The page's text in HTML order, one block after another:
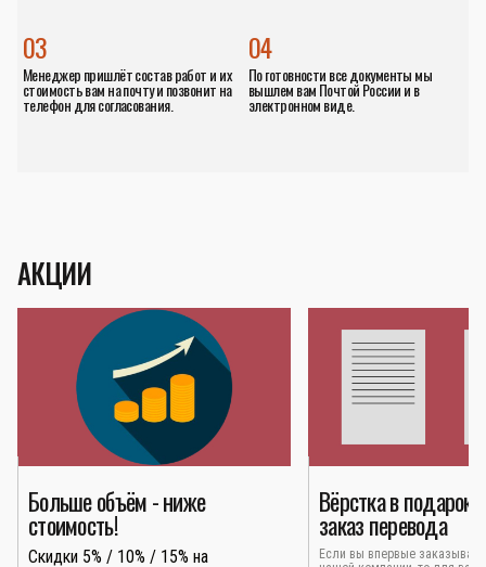
04
По готовности все документы мы
вышлем вам Почтой России и в
электронном виде.
03
Менеджер пришлёт состав работ и их
стоимость вам на почту и позвонит на
телефон для согласования.
АКЦИИ
Больше объём - ниже
стоимость!
Скидки 5% / 10% / 15% на
Вёрстка в подарок
заказ перевода
Если вы впервые